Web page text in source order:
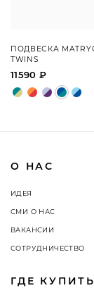
ПОДВЕСКА
TWINS
11590 ₽
О НАС
ИДЕЯ
СМИ О НАС
ВАКАНСИИ
СОТРУДНИЧЕСТВО
ГДЕ КУПИТЬ